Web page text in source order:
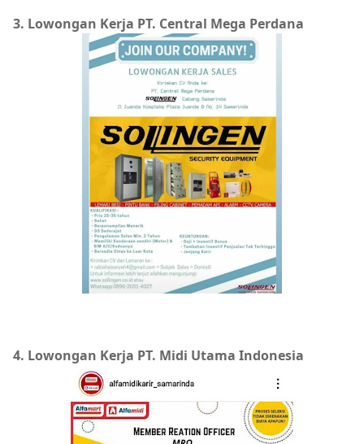
3. Lowongan Kerja PT. Central Mega Perdana
4. Lowongan Kerja PT. Midi Utama Indonesia